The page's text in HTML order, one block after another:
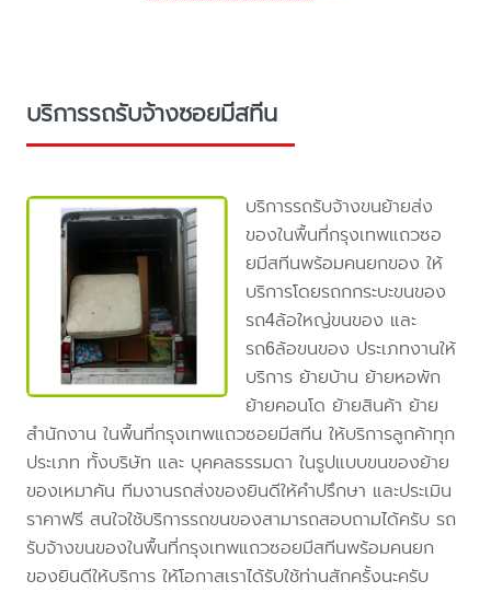
บริการรถรับจ้างซอยมีสทีน
บริการรถรับจ้างขนย้ายส่ง
ของในพื้นที่กรุงเทพแถวซอ
ยมีสทีนพร้อมคนยกของ ให้
บริการโดยรถกกระบะขนของ
รถ4ล้อใหญ่ขนของ และ
รถ6ล้อขนของ ประเภทงานให้
บริการ ย้ายบ้าน ย้ายหอพัก
ย้ายคอนโด ย้ายสินค้า ย้าย
สำนักงาน ในพื้นที่กรุงเทพแถวซอยมีสทีน ให้บริการลูกค้าทุก
ประเภท ทั้งบริษัท และ บุคคลธรรมดา ในรูปแบบขนของย้าย
ของเหมาคัน ทีมงานรถส่งของยินดีให้คำปรึกษา และประเมิน
ราคาฟรี สนใจใช้บริการรถขนของสามารถสอบถามได้ครับ รถ
รับจ้างขนของในพื้นที่กรุงเทพแถวซอยมีสทีนพร้อมคนยก
ของยินดีให้บริการ ให้โอกาสเราได้รับใช้ท่านสักครั้งนะครับ